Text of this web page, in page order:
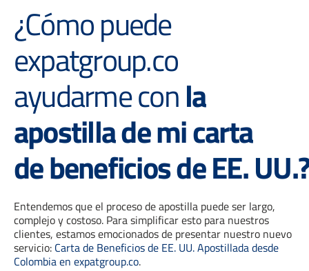
¿Cómo puede
expatgroup.co
ayudarme conla
apostilla de mi carta
de beneficios de EE.
Entendemos que el proceso de apostilla puede ser largo,
complejo y costoso. Para simplificar esto para nuestros
clientes, estamos emocionados de presentar nuestro nuevo
servicio: Carta de Beneficios de EE. UU. Apostillada desde
Colombia en expatgroup.co.